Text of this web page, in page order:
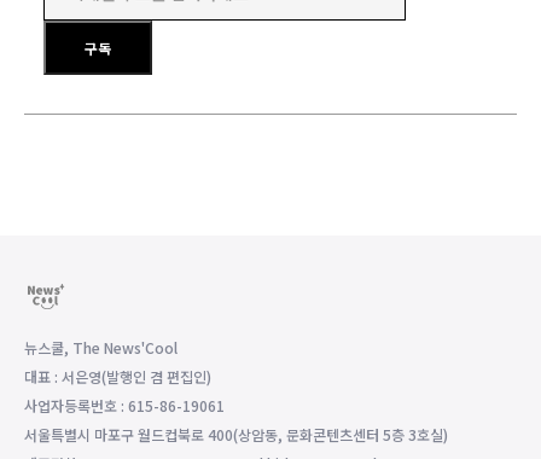
구독
뉴스쿨, The News'Cool
대표 : 서은영(발행인 겸 편집인)
사업자등록번호 : 615-86-19061
서울특별시 마포구 월드컵북로 400(상암동, 문화콘텐츠센터 5층 3호실)